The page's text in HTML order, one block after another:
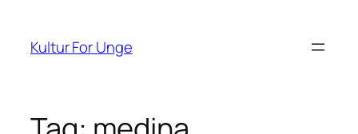
indhold
Kultur For Unge